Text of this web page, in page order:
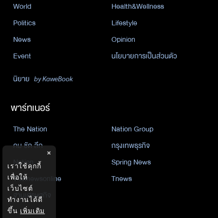
World
Health&Wellness
Politics
Lifestyle
News
Opinion
Event
นโยบายการเป็นส่วนตัว
นิยาย by KaweBook
พาร์ทเนอร์
The Nation
Nation Group
คม ชัด ลึก
กรุงเทพธุรกิจ
Nation
Spring News
Thainewsonline
Tnews
ฐานเศรษฐกิจ
×
เราใช้คุกกี้
เพื่อให้
เว็บไซต์
ทำงานได้ดี
ขึ้น เพิ่มเติม